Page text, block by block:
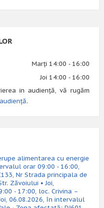
Marți 14:00 - 16:00
Joi 14:00 - 16:00
in audiență, vă rugăm
.
alimentarea cu energie
orar 09:00 - 16:00,
Nr Strada principala de
Zăvoiului • Joi,
- 17:00, loc. Crivina –
06.08.2026, în intervalul